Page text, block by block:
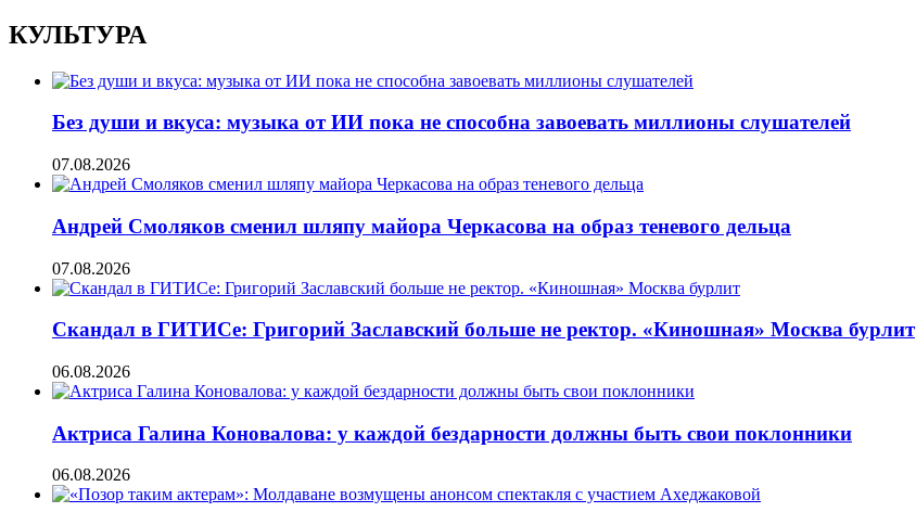
КУЛЬТУРА
Без души и вкуса: музыка от ИИ пока не способна завоевать миллионы слушателей
07.08.2026
Андрей Смоляков сменил шляпу майора Черкасова на образ теневого дельца
07.08.2026
Скандал в ГИТИСе: Григорий Заславский больше не ректор. «Киношная» Москва бурлит
06.08.2026
Актриса Галина Коновалова: у каждой бездарности должны быть свои поклонники
06.08.2026